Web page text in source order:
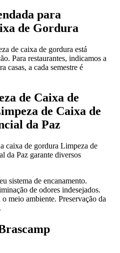
para
de Gordura
de caixa de gordura está
Para restaurantes, indicamos a
casas, a cada semestre é
de Caixa de
de Caixa de
da Paz
caixa de gordura Limpeza de
da Paz garante diversos
sistema de encanamento.
de odores indesejados.
meio ambiente. Preservação da